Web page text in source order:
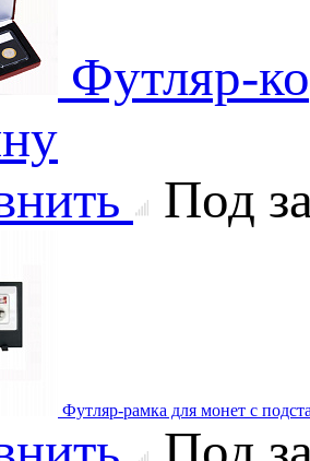
Футляр-
Под
Футляр-рамка для монет с